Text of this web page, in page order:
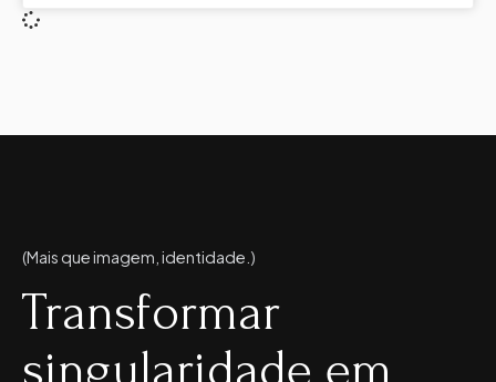
(Mais que imagem, identidade.)
Transformar